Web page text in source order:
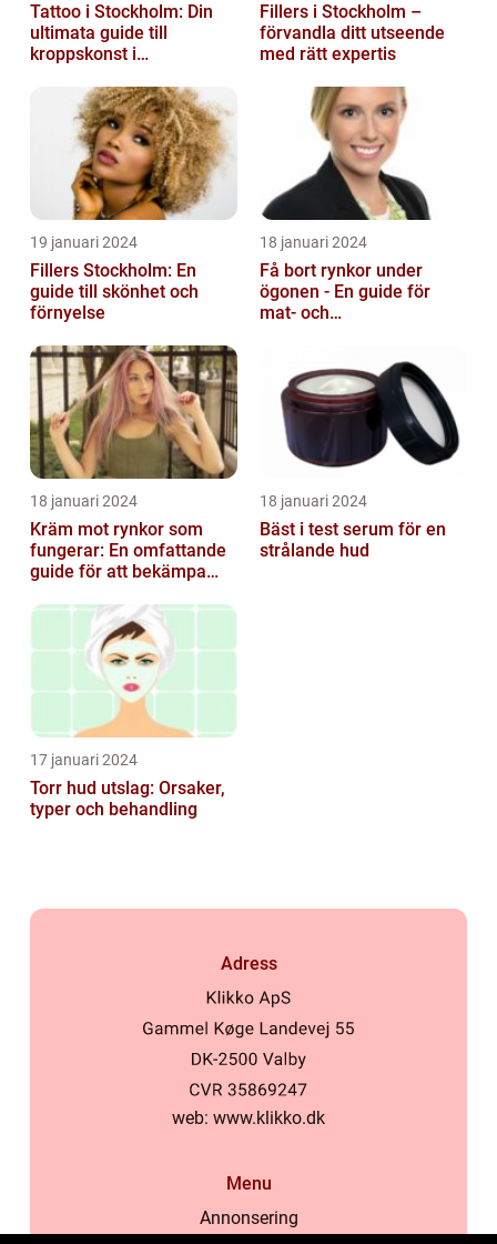
Tattoo i Stockholm: Din
ultimata guide till
kroppskonst i
Fillers i Stockholm –
förvandla ditt utseende
med rätt expertis
19 januari 2024
Fillers Stockholm: En
guide till skönhet och
förnyelse
18 januari 2024
Få bort rynkor under
ögonen - En guide för
mat- och
18 januari 2024
Kräm mot rynkor som
fungerar: En omfattande
guide för att bekämpa
18 januari 2024
Bäst i test serum för en
strålande hud
17 januari 2024
Torr hud utslag: Orsaker,
typer och behandling
Adress
web: www.klikko.dk
Menu
Annonsering